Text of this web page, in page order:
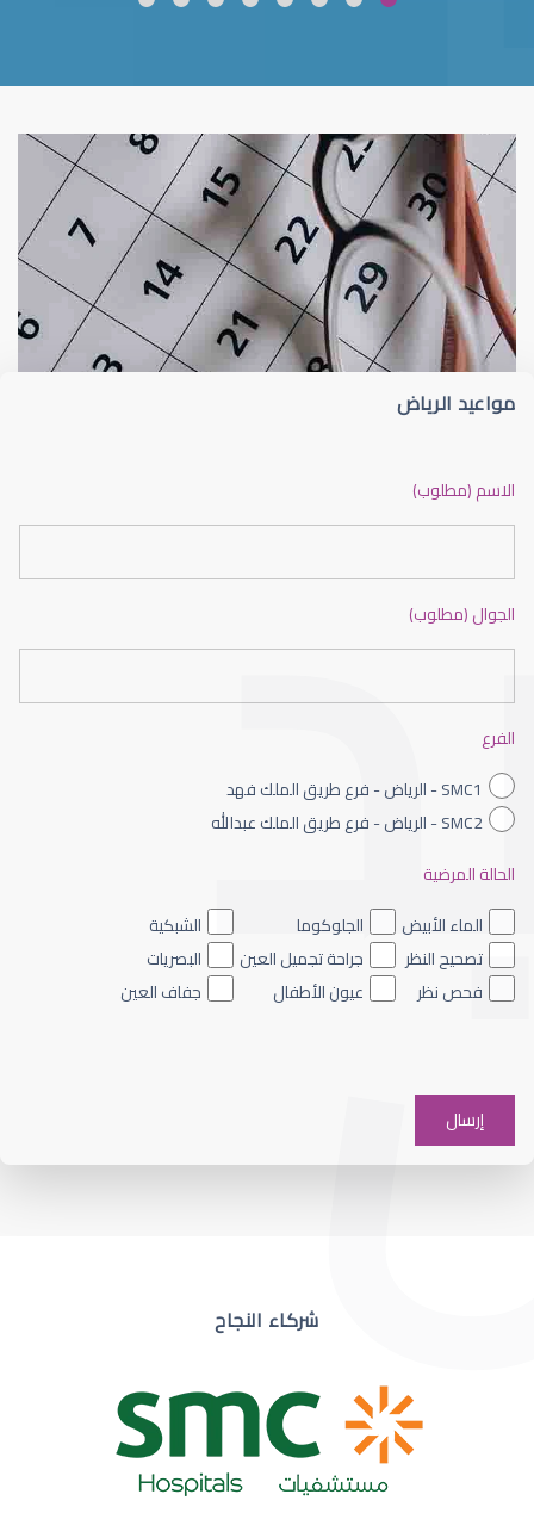
قلوبال لرعاية العين ضعف نظر
ضعف نظر الاطفال
ضعف نظر العين اليسرى
ضعف نظر مفاجئ
مواعيد الرياض
الاسم (مطلوب)
الجوال (مطلوب)
الفرع
SMC1 - الرياض - فرع طريق الملك فهد
SMC2 - الرياض - فرع طريق الملك عبدالله
الحالة المرضية
الماء الأبيض
الجلوكوما
الشبكية
تصحيح النظر
جراحة تجميل العين
البصريات
فحص نظر
عيون الأطفال جفاف العين
شركاء النجاح